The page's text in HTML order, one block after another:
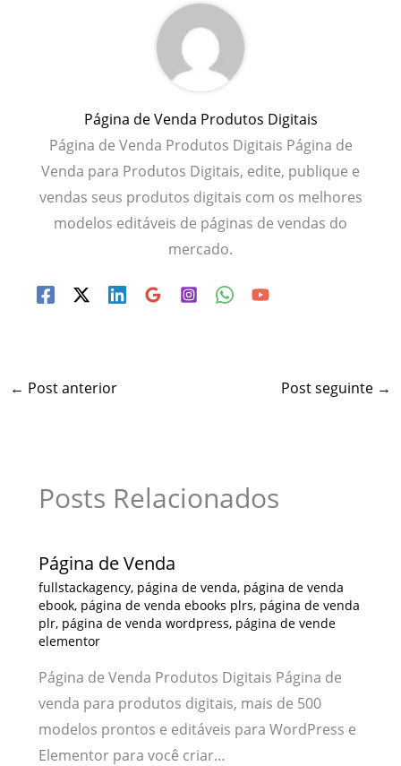
Página de Venda Produtos Digitais
Página de Venda Produtos Digitais Página de
Venda para Produtos Digitais, edite, publique e
vendas seus produtos digitais com os melhores
modelos editáveis de páginas de vendas do
mercado.
← Post anterior Post seguinte →
Posts Relacionados
Página de Venda
fullstackagency, página de venda, página de venda
ebook, página de venda ebooks plrs, página de venda
plr, página de venda wordpress, página de vende
elementor
Página de Venda Produtos Digitais Página de
venda para produtos digitais, mais de 500
modelos prontos e editáveis para WordPress e
Elementor para você criar…